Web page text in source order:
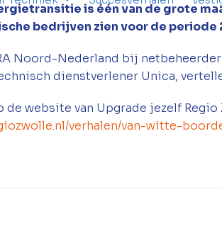
is één van de grote
bedrijven zien voor de periode
Noord-Nederland bij
dienstverlener Unica,
website van Upgrade jezelf Regio
verhalen/van-witte-